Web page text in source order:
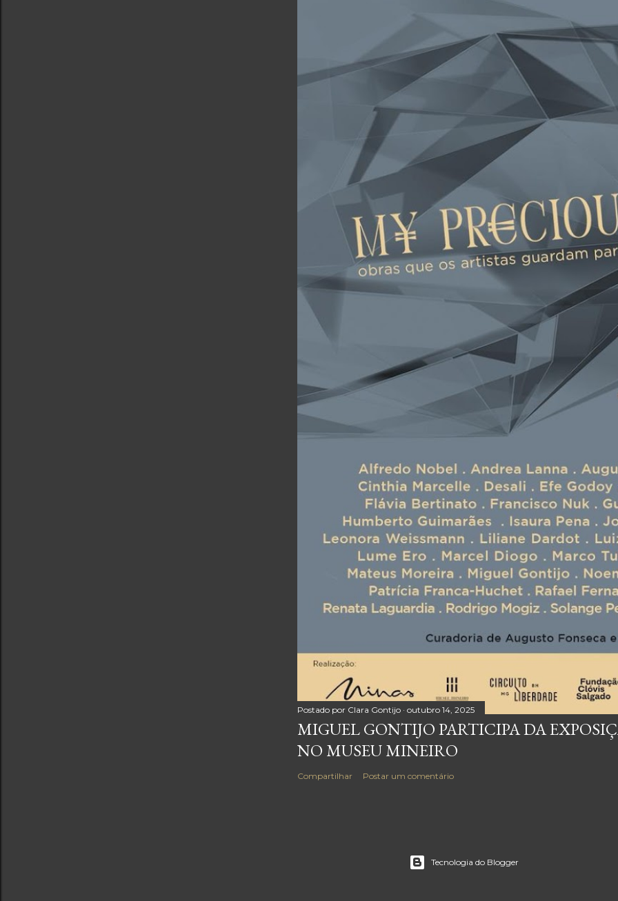
Postado por Clara Gontijo outubro 14, 2025
MIGUEL GONTIJO PARTICIPA DA
NO MUSEU MINEIRO
Compartilhar Postar um comentário
Tecnologia do Blogger